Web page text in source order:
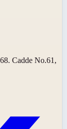
Cadde No.61,